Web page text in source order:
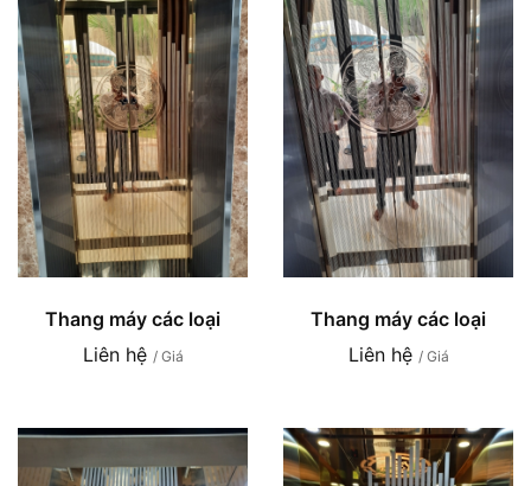
Thang máy các loại
Liên hệ / Giá
Thang máy các loại
Liên hệ / Giá